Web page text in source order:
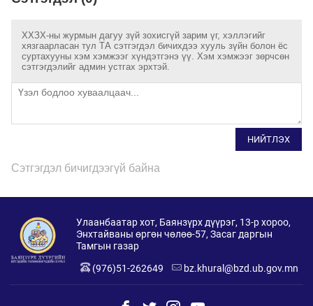
ХХЗХ-ны журмын дагуу зүй зохисгүй зарим үг, хэллэгийг
хязгаарласан тул ТА сэтгэгдэл бичихдээ хууль зүйн болон ёс
суртахууны хэм хэмжээг хүндэтгэнэ үү. Хэм хэмжээг зөрчсөн
сэтгэгдэлийг админ устгах эрхтэй.
НИЙТЛЭХ
Сэтгэгдэл бичигдээгүй байна
Улаанбаатар хот, Баянзүрх дүүрэг, 13-р хороо,
Энхтайваны өргөн чөлөө-57, Засаг даргын
Тамгын газар
(976)51-262649
bz.khural@bzd.ub.gov.mn